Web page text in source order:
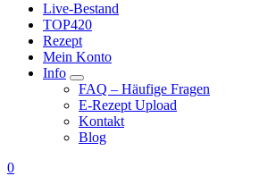
Live-Bestand
TOP420
Rezept
Mein Konto
Info
FAQ – Häufige Fragen
E-Rezept Upload
Kontakt
Blog
0